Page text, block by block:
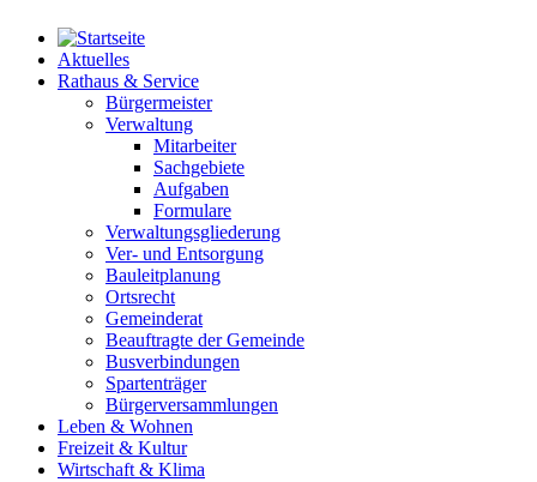
Aktuelles
Rathaus & Service
Bürgermeister
Verwaltung
Mitarbeiter
Sachgebiete
Aufgaben
Formulare
Verwaltungsgliederung
Ver- und Entsorgung
Bauleitplanung
Ortsrecht
Gemeinderat
Beauftragte der Gemeinde
Busverbindungen
Spartenträger
Bürgerversammlungen
Leben & Wohnen
Freizeit & Kultur
Wirtschaft & Klima